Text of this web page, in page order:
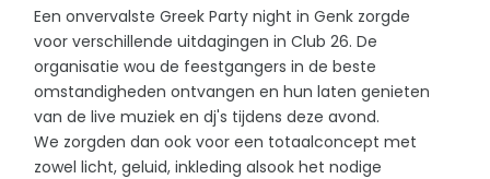
Een onvervalste Greek Party night in Genk zorgde
voor verschillende uitdagingen in Club 26. De
organisatie wou de feestgangers in de beste
omstandigheden ontvangen en hun laten genieten
van de live muziek en dj's tijdens deze avond.
We zorgden dan ook voor een totaalconcept met
zowel licht, geluid, inkleding alsook het nodige